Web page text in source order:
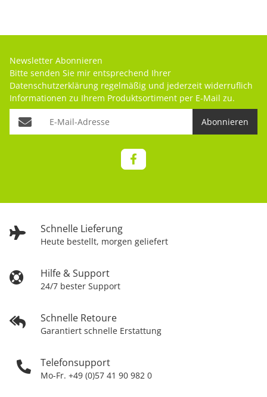
Schnelle Lieferung
Heute bestellt, morgen geliefert
Hilfe & Support
24/7 bester Support
Schnelle Retoure
Garantiert schnelle Erstattung
Telefonsupport
Mo-Fr. +49 (0)57 41 90 982 0
Newsletter Abonnieren
Bitte senden Sie mir entsprechend Ihrer
Datenschutzerklärung regelmäßig und jederzeit widerruflich
Informationen zu Ihrem Produktsortiment per E-Mail zu.
Abonnieren